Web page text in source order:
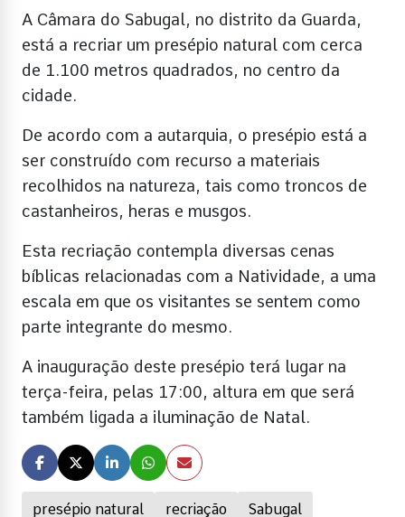
presépio natural recriação Sabugal
A Câmara do Sabugal, no distrito da Guarda,
está a recriar um presépio natural com cerca
de 1.100 metros quadrados, no centro da
cidade.
De acordo com a autarquia, o presépio está a
ser construído com recurso a materiais
recolhidos na natureza, tais como troncos de
castanheiros, heras e musgos.
Esta recriação contempla diversas cenas
bíblicas relacionadas com a Natividade, a uma
escala em que os visitantes se sentem como
parte integrante do mesmo.
A inauguração deste presépio terá lugar na
terça-feira, pelas 17:00, altura em que será
também ligada a iluminação de Natal.